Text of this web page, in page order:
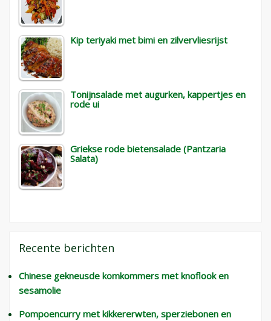
Kip teriyaki met bimi en zilvervliesrijst
Tonijnsalade met augurken, kappertjes en
rode ui
Griekse rode bietensalade (Pantzaria
Salata)
Recente berichten
Chinese gekneusde komkommers met knoflook en
sesamolie
Pompoencurry met kikkererwten, sperziebonen en